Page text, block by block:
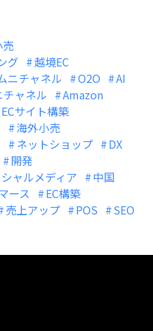
売
グ
越境EC
ニチャネル O2O
AI
チャネル
Amazon
ECサイト構築
海外小売
ネットショップ
DX
開発
ャルメディア
中国
ース
EC構築
売上アップ POS
SEO